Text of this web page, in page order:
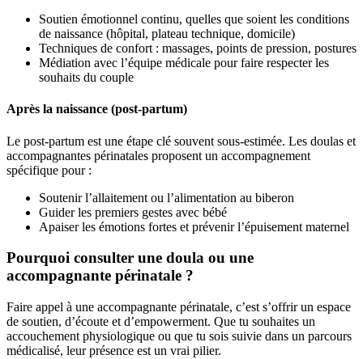
Soutien émotionnel continu, quelles que soient les conditions
de naissance (hôpital, plateau technique, domicile)
Techniques de confort : massages, points de pression, postures
Médiation avec l’équipe médicale pour faire respecter les
souhaits du couple
Après la naissance (post-partum)
Le post-partum est une étape clé souvent sous-estimée. Les doulas et
accompagnantes périnatales proposent un accompagnement
spécifique pour :
Soutenir l’allaitement ou l’alimentation au biberon
Guider les premiers gestes avec bébé
Apaiser les émotions fortes et prévenir l’épuisement maternel
Pourquoi consulter une doula ou une
accompagnante périnatale ?
Faire appel à une accompagnante périnatale, c’est s’offrir un espace
de soutien, d’écoute et d’empowerment. Que tu souhaites un
accouchement physiologique ou que tu sois suivie dans un parcours
médicalisé, leur présence est un vrai pilier.